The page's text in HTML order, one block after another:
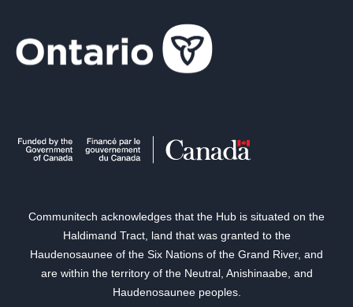
Communitech acknowledges that the Hub is situated on the
Haldimand Tract, land that was granted to the
Haudenosaunee of the Six Nations of the Grand River, and
are within the territory of the Neutral, Anishinaabe, and
Haudenosaunee peoples.